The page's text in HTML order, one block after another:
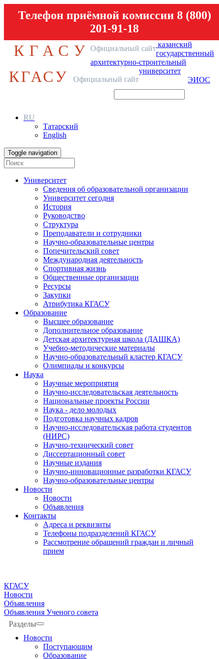
Телефон приёмной комиссии 8 (800)
201-91-18
КГАСУ Официальный сайт казанский
государственный
архитектурно-строительный
университет
КГАСУ Официальный сайт ЭИОС
RU
Татарский
English
Toggle navigation
Университет
Сведения об образовательной организации
Университет сегодня
История
Руководство
Структура
Преподаватели и сотрудники
Научно-образовательные центры
Попечительский совет
Международная деятельность
Спортивная жизнь
Общественные организации
Ресурсы
Закупки
Атрибутика КГАСУ
Образование
Высшее образование
Дополнительное образование
Детская архитектурная школа (ДАШКА)
Учебно-методические материалы
Научно-образовательный кластер КГАСУ
Олимпиады и конкурсы
Наука
Научные мероприятия
Научно-исследовательская деятельность
Национальные проекты России
Наука - дело молодых
Подготовка научных кадров
Научно-исследовательская работа студентов
(НИРС)
Научно-технический совет
Диссертационный совет
Научные издания
Научно-инновационные разработки КГАСУ
Научно-образовательные центры
Новости
Новости
Объявления
Контакты
Адреса и реквизиты
Телефоны подразделений КГАСУ
Рассмотрение обращений граждан и личный
прием
КГАСУ
Новости
Объявления
Объявления Ученого совета
Разделы
Новости
Поступающим
Образование